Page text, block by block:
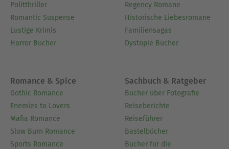
Politthriller
Romantic Suspense
Lustige Krimis
Horror Bücher
Regency Romane
Historische Liebesromane
Familiensagas
Dystopie Bücher
Romance & Spice
Gothic Romance
Enemies to Lovers
Mafia Romance
Slow Burn Romance
Sports Romance
Sachbuch & Ratgeber
Bücher über Fotografie
Reiseberichte
Reiseführer
Bastelbücher
Bücher für die